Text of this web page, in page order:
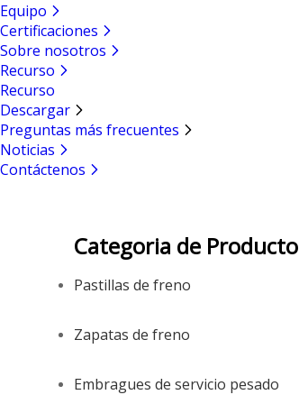
Equipo
Certificaciones
Sobre nosotros
Recurso
Recurso
Descargar
Preguntas más frecuentes
Noticias
Contáctenos
Categoria de Producto
Pastillas de freno
Zapatas de freno
Embragues de servicio pesado